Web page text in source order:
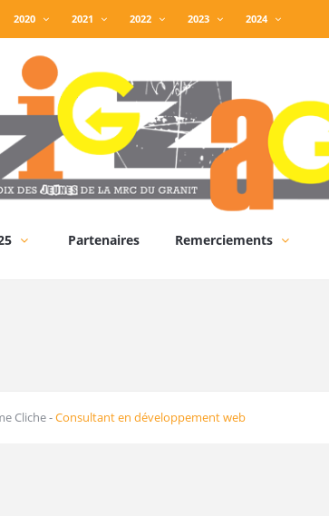
2020 2021 2022 2023 2024
Partenaires Remerciements
Cliche -Consultant en développement web